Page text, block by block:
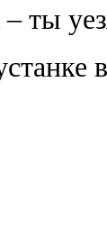
– ты